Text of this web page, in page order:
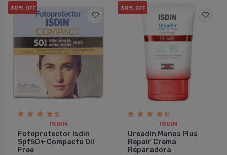
30% OFF
ISDIN
Fotoprotector Isdin
Spf50+ Compacto Oil
Free
30% OFF
ISDIN
Ureadin Manos Plus
Repair Crema
Reparadora